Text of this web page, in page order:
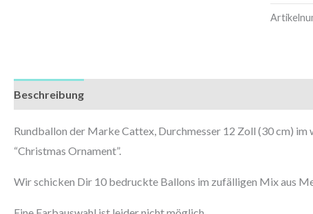
Beschreibung
Rundballon der Marke Cattex, Durchmesser 12 Zoll (30 cm)
“Christmas Ornament”.
Wir schicken Dir 10 bedruckte Ballons im zufälligen Mix aus